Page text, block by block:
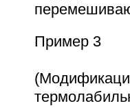
Пример 3